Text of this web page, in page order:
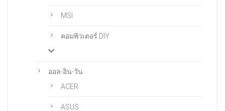
MSI
คอมพิวเตอร์ DIY
ออล-อิน-วัน
ACER
ASUS